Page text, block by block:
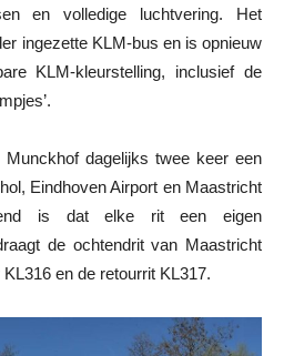
en volledige luchtvering. Het
ingezette KLM-bus en is opnieuw
KLM-kleurstelling, inclusief de
dagelijks twee keer een
Eindhoven Airport en Maastricht
is dat elke rit een eigen
de ochtendrit van Maastricht
en de retourrit KL317.